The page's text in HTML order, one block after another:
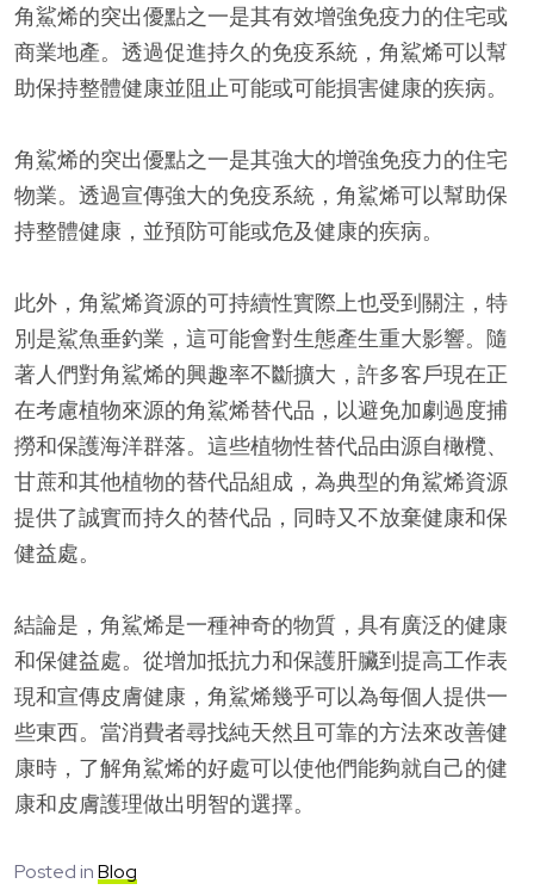
角鯊烯的突出優點之一是其有效增強免疫力的住宅或
商業地產。透過促進持久的免疫系統，角鯊烯可以幫
助保持整體健康並阻止可能或可能損害健康的疾病。
角鯊烯的突出優點之一是其強大的增強免疫力的住宅
物業。透過宣傳強大的免疫系統，角鯊烯可以幫助保
持整體健康，並預防可能或危及健康的疾病。
此外，角鯊烯資源的可持續性實際上也受到關注，特
別是鯊魚垂釣業，這可能會對生態產生重大影響。隨
著人們對角鯊烯的興趣率不斷擴大，許多客戶現在正
在考慮植物來源的角鯊烯替代品，以避免加劇過度捕
撈和保護海洋群落。這些植物性替代品由源自橄欖、
甘蔗和其他植物的替代品組成，為典型的角鯊烯資源
提供了誠實而持久的替代品，同時又不放棄健康和保
健益處。
結論是，角鯊烯是一種神奇的物質，具有廣泛的健康
和保健益處。從增加抵抗力和保護肝臟到提高工作表
現和宣傳皮膚健康，角鯊烯幾乎可以為每個人提供一
些東西。當消費者尋找純天然且可靠的方法來改善健
康時，了解角鯊烯的好處可以使他們能夠就自己的健
康和皮膚護理做出明智的選擇。
Posted inBlog